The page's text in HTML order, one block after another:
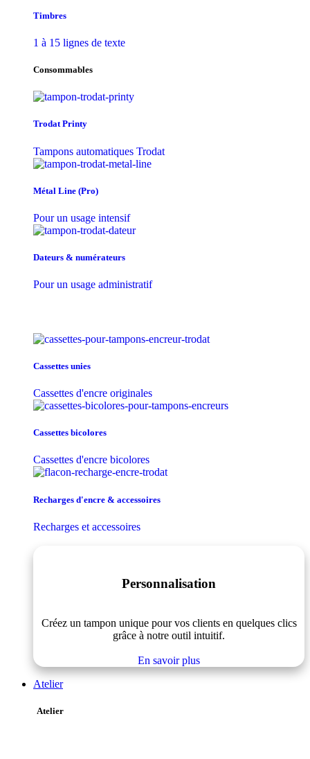
Timbres
1 à 15 lignes de texte
Consommables
Trodat Printy
Tampons automatiques Trodat
Métal Line (Pro)
Pour un usage intensif
Dateurs & numérateurs
Pour un usage administratif
Cassettes unies
Cassettes d'encre originales
Cassettes bicolores
Cassettes d'encre bicolores
Recharges d'encre & accessoires
Recharges et accessoires
Personnalisation
Créez un tampon unique pour vos clients en quelques clics
grâce à notre outil intuitif.
En savoir plus
Atelier
Atelier